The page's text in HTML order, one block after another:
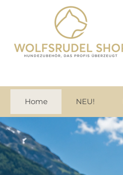
Home NEU!